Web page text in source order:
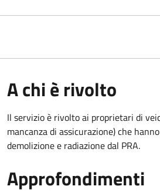
A chi è rivolto
Il servizio è rivolto ai proprietari di
mancanza di assicurazione) che
demolizione e radiazione dal PRA.
Approfondimenti